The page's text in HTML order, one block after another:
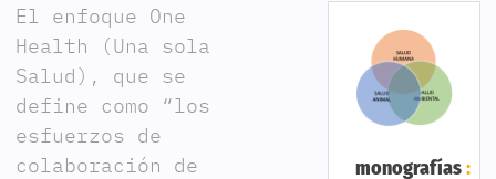
El enfoque One
Health (Una sola
Salud), que se
define como “los
esfuerzos de
colaboración de
monografías